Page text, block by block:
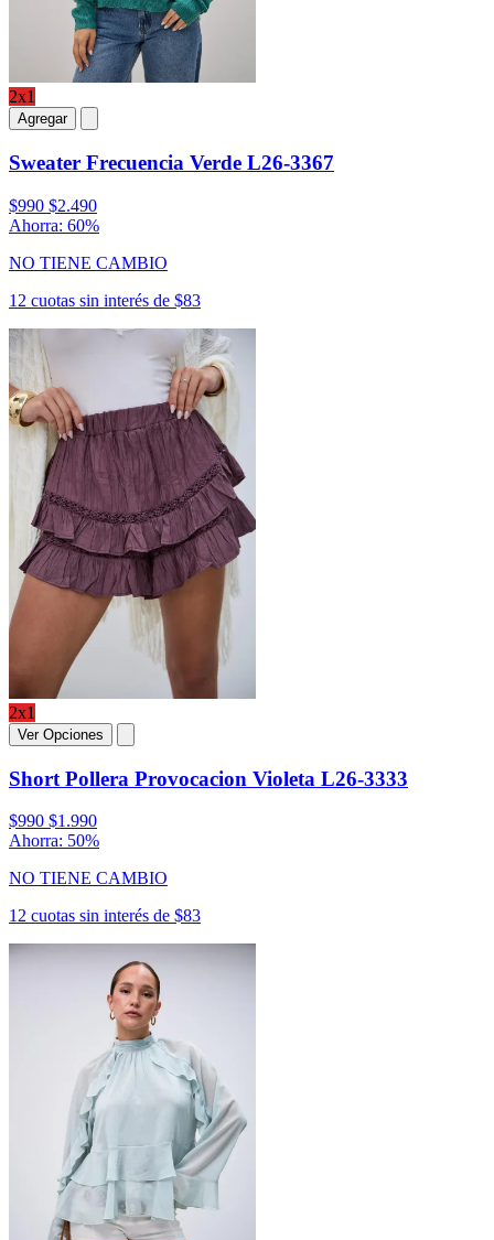
2x1
Agregar
Sweater Frecuencia Verde L26-3367
$990 $2.490
Ahorra: 60%
NO TIENE CAMBIO
12 cuotas sin interés de $83
2x1
Ver Opciones
Short Pollera Provocacion Violeta L26-3333
$990 $1.990
Ahorra: 50%
NO TIENE CAMBIO
12 cuotas sin interés de $83